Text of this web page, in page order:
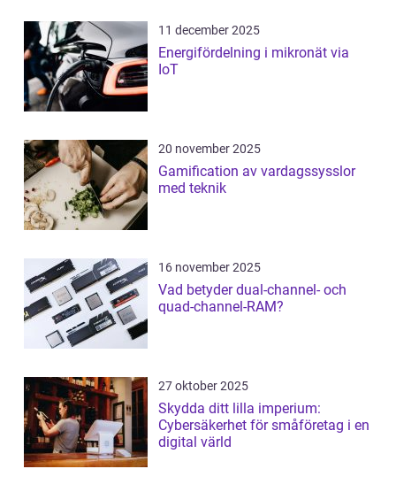
11 december 2025
Energifördelning i mikronät via
IoT
20 november 2025
Gamification av vardagssysslor
med teknik
16 november 2025
Vad betyder dual-channel- och
quad-channel-RAM?
27 oktober 2025
Skydda ditt lilla imperium:
Cybersäkerhet för småföretag i en
digital värld